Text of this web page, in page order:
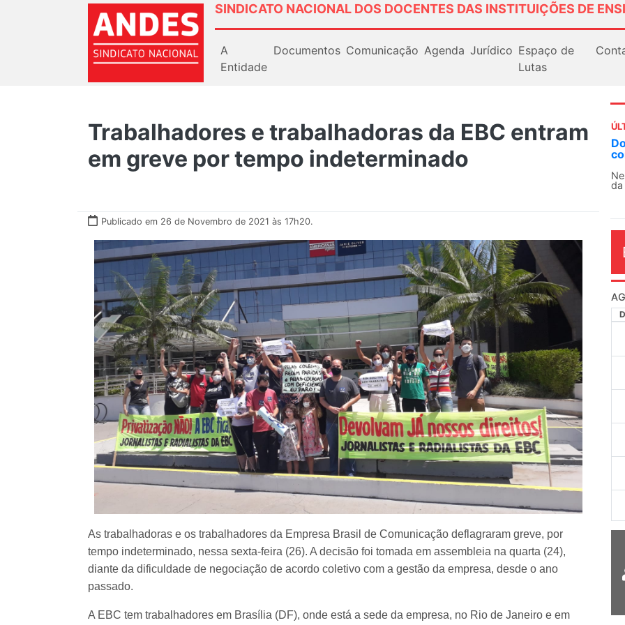
SINDICATO NACIONAL DOS DOCENTES DAS INSTITUIÇÕES DE
A
Entidade
Documentos Comunicação Agenda Jurídico Espaço de
Lutas
Trabalhadores e trabalhadoras da EBC entram
em greve por tempo indeterminado
Publicado em 26 de Novembro de 2021 às 17h20.
As trabalhadoras e os trabalhadores da Empresa Brasil de Comunicação deflagraram greve, por
tempo indeterminado, nessa sexta-feira (26). A decisão foi tomada em assembleia na quarta (24),
diante da dificuldade de negociação de acordo coletivo com a gestão da empresa, desde o ano
passado.
A EBC tem trabalhadores em Brasília (DF), onde está a sede da empresa, no Rio de Janeiro e em
O